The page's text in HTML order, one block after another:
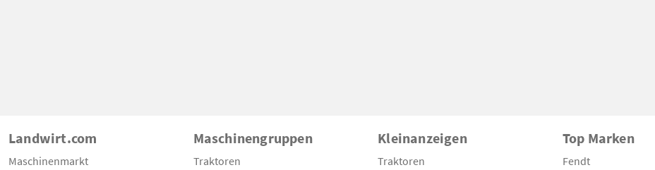
Landwirt.com
Maschinenmarkt
Maschinengruppen
Traktoren
Kleinanzeigen
Traktoren
Top Marken
Fendt